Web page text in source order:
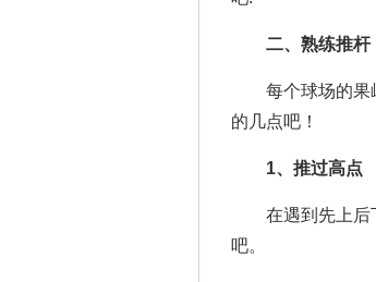
二、熟练推杆
每个球场的果岭
的几点吧！
1、推过高点
在遇到先上后下
吧。